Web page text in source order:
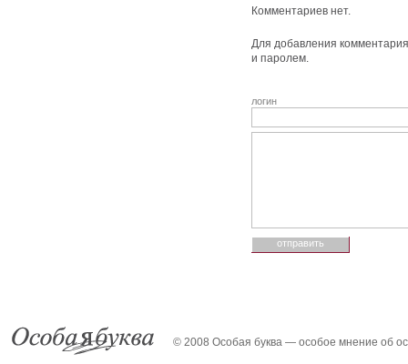
Комментариев нет.
Для добавления
и паролем.
логин
© 2008 Особая буква — особое мнение об